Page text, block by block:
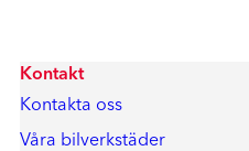
Kontakt
Kontakta oss
Våra bilverkstäder